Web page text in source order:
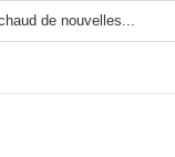
de nouvelles...